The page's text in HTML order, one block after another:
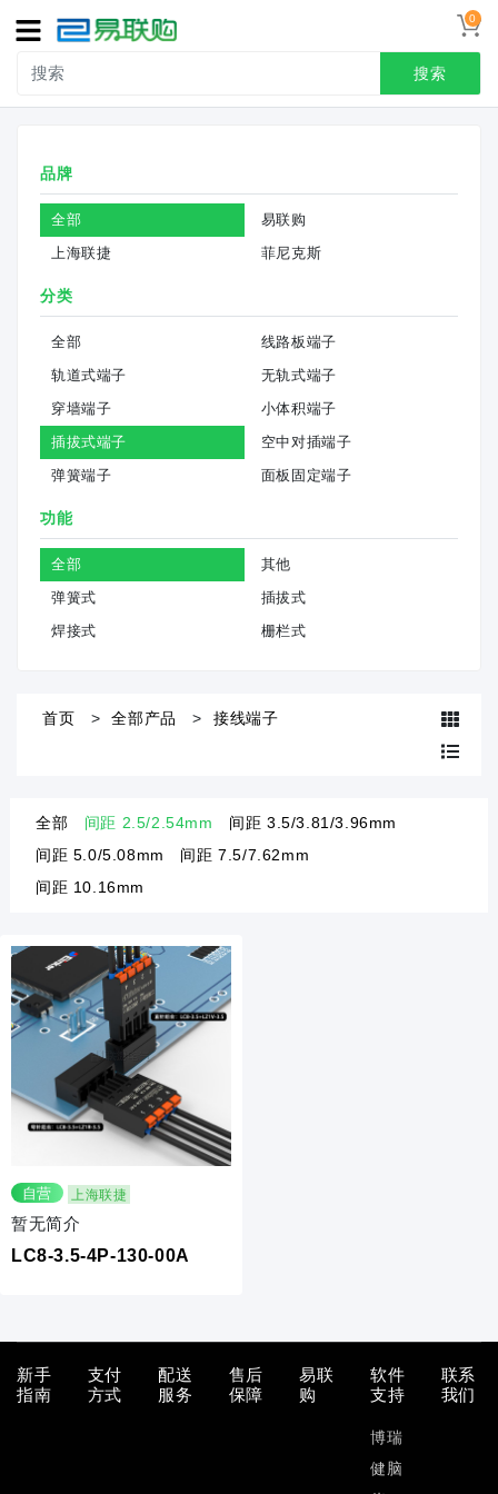
0
搜索
导
航
接线端子
冷压端头
品牌
全部
易联购
上海联捷
菲尼克斯
分类
全部
线路板端子
轨道式端子
无轨式端子
穿墙端子
小体积端子
插拔式端子
空中对插端子
弹簧端子
面板固定端子
功能
全部
其他
弹簧式
插拔式
焊接式
栅栏式
首页 全部产品 接线端子
全部 间距 2.5/2.54mm
间距 3.5/3.81/3.96mm
间距 5.0/5.08mm
间距 7.5/7.62mm
间距 10.16mm
自营 上海联捷
暂无简介
LC8-3.5-4P-130-00A
新手
指南
支付
方式
配送
服务
售后
保障
易联
购
软件
支持
博瑞
健脑
联系
我们